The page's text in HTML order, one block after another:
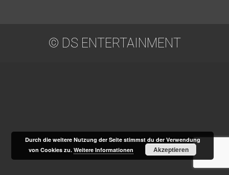
© DS ENTERTAINMENT
Durch die weitere Nutzung der Seite stimmst du der Verwendung
von Cookies zu.Weitere Informationen Akzeptieren